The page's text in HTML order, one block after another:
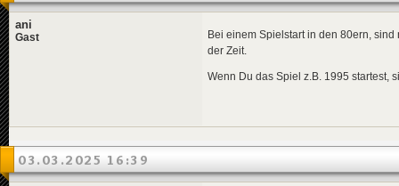
ani
Gast
Bei einem Spielstart in den 80ern,
der Zeit.
Wenn Du das Spiel z.B. 1995 startest,
03.03.2025 16:39